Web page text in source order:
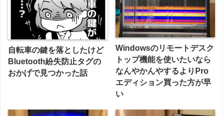
自転車の鍵を落としたけど
Bluetooth紛失防止タグの
おかげで見つかった話
Windowsのリモートデスク
トップ機能を使いたいなら
なんやかんやするよりPro
エディション買った方が早
い